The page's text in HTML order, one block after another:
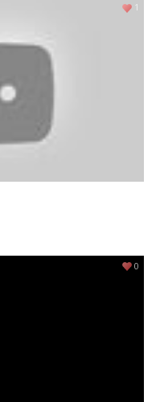
1
0